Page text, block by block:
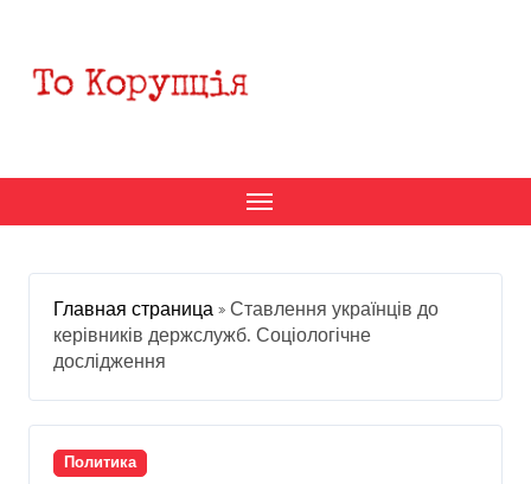
содержанию
Главная страница » Ставлення українців до
керівників держслужб. Соціологічне
дослідження
Политика